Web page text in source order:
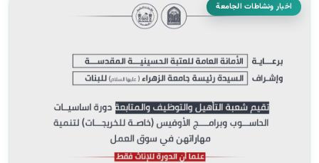
اخبار ونشاطات الجامعة